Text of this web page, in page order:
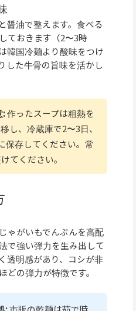
醤油で整えます。食べる
ておきます（2〜3時
韓国冷麺より酸味をつけ
した牛骨の旨味を活かし
:作ったスープは粗熱を
し、冷蔵庫で2〜3日、
保存してください。常
てください。
ゃがいもでんぷんを高配
で強い弾力を生み出して
透明感があり、コシが非
どの弾力が特徴です。